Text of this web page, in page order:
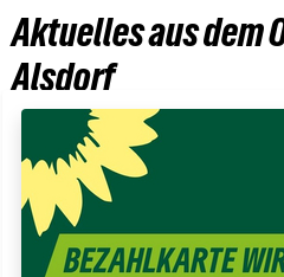
Aktuelles aus dem
Alsdorf